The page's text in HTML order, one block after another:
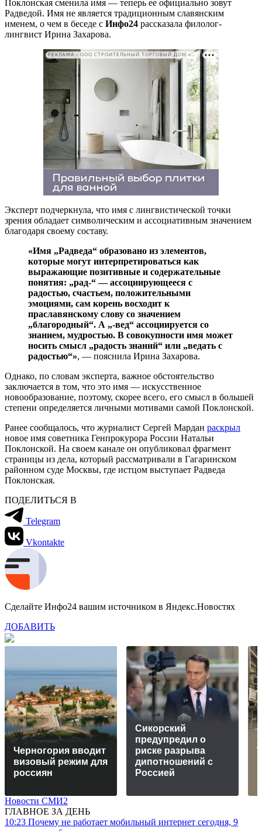
Поклонская сменила имя — теперь ее официально зовут
Радведой. Имя не является традиционным славянским
именем, о чем в беседе с Инфо24 рассказала филолог-
лингвист Ирина Захарова.
РЕКЛАМА • ООО СТРОИТЕЛЬНЫЙ ТОРГОВЫЙ ДОМ «ПЕТРОВИЧ». ИНН: 7802348846
Эксперт подчеркнула, что имя с лингвистической точки
зрения обладает символическим и ассоциативным значением
благодаря своему составу.
«Имя „Радведа“ образовано из элементов,
которые могут интерпретироваться как
выражающие позитивные и содержательные
понятия: „рад-“ — ассоциирующееся с
радостью, счастьем, положительными
эмоциями, сам корень восходит к
праславянскому слову со значением
„благородный“. А „-вед“ ассоциируется со
знанием, мудростью. В совокупности имя может
носить смысл „радость знаний“ или „ведать с
радостью“», — пояснила Ирина Захарова.
Однако, по словам эксперта, важное обстоятельство
заключается в том, что это имя — искусственное
новообразование, поэтому, скорее всего, его смысл в большей
степени определяется личными мотивами самой Поклонской.
Ранее сообщалось, что журналист Сергей Мардан раскрыл
новое имя советника Генпрокурора России Натальи
Поклонской. На своем канале он опубликовал фрагмент
страницы из дела, который рассматривали в Гагаринском
районном суде Москвы, где истцом выступает Радведа
Поклонская.
ПОДЕЛИТЬСЯ В
Telegram
Vkontakte
Сделайте Инфо24 вашим источником в Яндекс.Новостях
ДОБАВИТЬ
Черногория вводит
визовый режим для
россиян
Сикорский
предупредил о
риске разрыва
дипотношений с
Россией
Новости СМИ2
ГЛАВНОЕ ЗА ДЕНЬ
10:23 Почему не работает мобильный интернет сегодня, 9